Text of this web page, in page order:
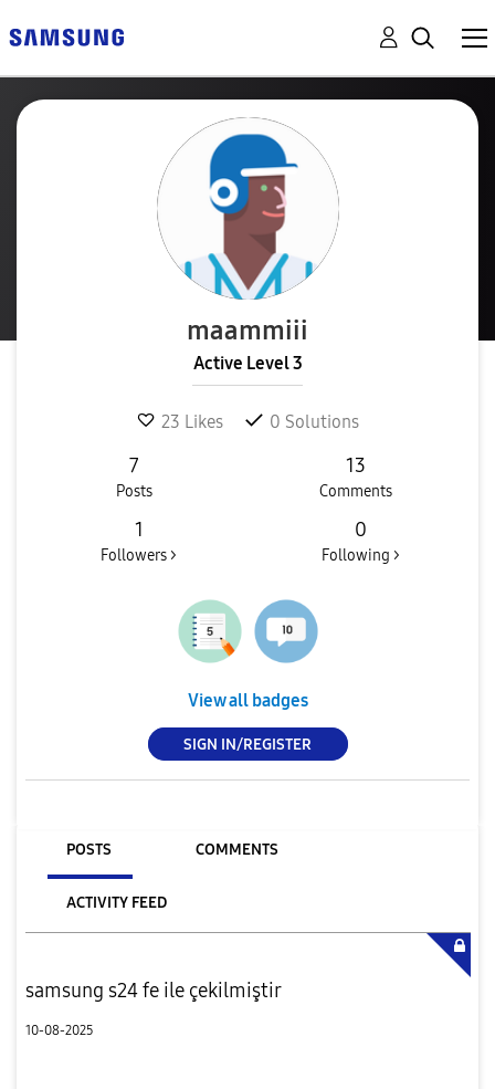
maammiii
Active Level 3
23 Likes 0 Solutions
7
Posts
13
Comments
1
Followers >
0
Following >
View all badges
SIGN IN/REGISTER
POSTS COMMENTS
ACTIVITY FEED
samsung s24 fe ile çekilmiştir
10-08-2025